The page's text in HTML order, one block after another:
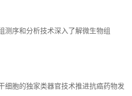
测序和分析技术深入了解微生物组
细胞的独家类器官技术推进抗癌药物发